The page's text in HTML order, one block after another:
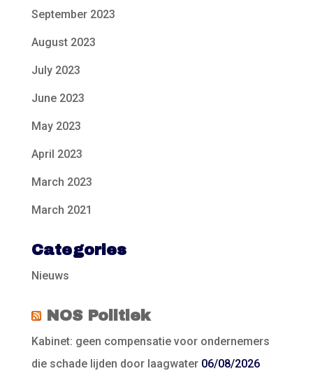
September 2023
August 2023
July 2023
June 2023
May 2023
April 2023
March 2023
March 2021
Categories
Nieuws
NOS Politiek
Kabinet: geen compensatie voor ondernemers
die schade lijden door laagwater 06/08/2026